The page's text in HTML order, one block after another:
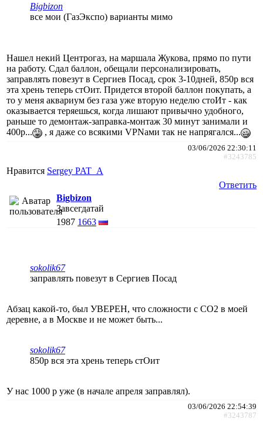
Bigbizon
все мои (ГазЭкспо) варианты мимо
Нашел некий Центрогаз, на маршала Жукова, прямо по пути
на работу. Сдал баллон, обещали персонализировать,
заправлять повезут в Сергиев Посад, срок 3-10дней, 850р вся
эта хрень теперь стОит. Придется второй баллон покупать, а
то у меня аквариум без газа уже вторую неделю стоИт - как
оказывается теряешься, когда лишают привычно удобного,
раньше то демонтаж-заправка-монтаж 30 минут занимали и
400р...
, я даже со всякими VPNами так не напрягался...
03/06/2026 22:30:11
#3243785
Нравится Sergey PAT_A
Ответить
Bigbizon
Завсегдатай
1987 1663
sokolik67
заправлять повезут в Сергиев Посад
Абзац какой-то, был УВЕРЕН, что сложности с СО2 в моей
деревне, а в Москве и не может быть...
sokolik67
850р вся эта хрень теперь стОит
У нас 1000 р уже (в начале апреля заправлял).
03/06/2026 22:54:39
#3243787